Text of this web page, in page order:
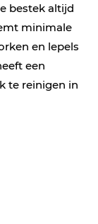
bestek altijd
minimale
en lepels
een
te reinigen in